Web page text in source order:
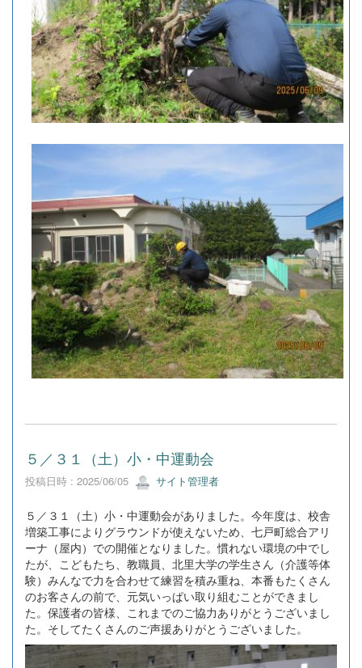
５／３１（土）小・中運動会
投稿日時 : 2025/06/05 サイト管理者
５／３１（土）小・中運動会がありました。今年度は、校舎
増築工事によりグラウンドが使えないため、七戸町総合アリ
ーナ（屋内）での開催となりました。慣れない環境の中でし
たが、こどもたち、教職員、北里大学の学生さん（介護等体
験）みんなで力を合わせて練習を積み重ね、本番もたくさん
のお客さんの前で、元気いっぱい取り組むことができまし
た。保護者の皆様、これまでのご協力ありがとうございまし
た。そしてたくさんのご声援ありがとうございました。